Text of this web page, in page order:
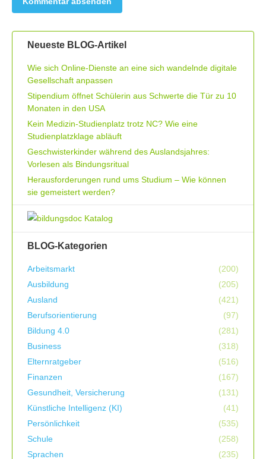
Neueste BLOG-Artikel
Wie sich Online-Dienste an eine sich wandelnde digitale
Gesellschaft anpassen
Stipendium öffnet Schülerin aus Schwerte die Tür zu 10
Monaten in den USA
Kein Medizin-Studienplatz trotz NC? Wie eine
Studienplatzklage abläuft
Geschwisterkinder während des Auslandsjahres:
Vorlesen als Bindungsritual
Herausforderungen rund ums Studium – Wie können
sie gemeistert werden?
BLOG-Kategorien
Arbeitsmarkt
(200)
Ausbildung
(205)
Ausland
(421)
Berufsorientierung
(97)
Bildung 4.0
(281)
Business
(318)
Elternratgeber
(516)
Finanzen
(167)
Gesundheit, Versicherung
(131)
Künstliche Intelligenz (KI)
(41)
Persönlichkeit
(535)
Schule
(258)
Sprachen
(235)